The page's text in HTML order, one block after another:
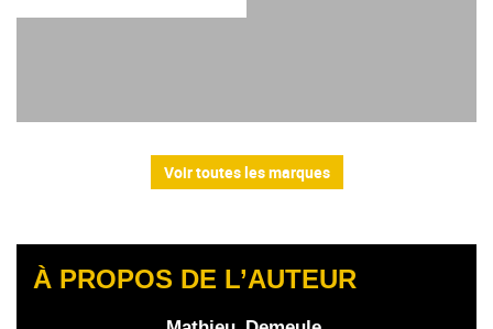
Voir toutes les marques
À PROPOS DE L’AUTEUR